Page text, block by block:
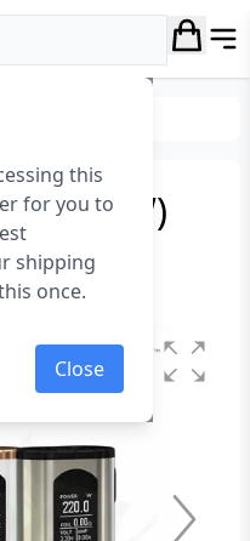
this
for you to
shipping
once.
Close
(220 W)